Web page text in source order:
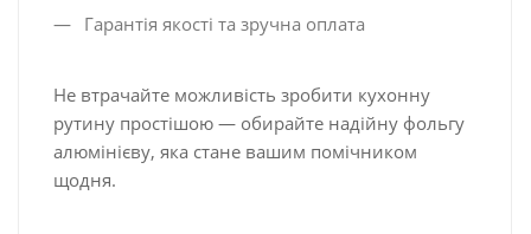
Гарантія якості та зручна оплата
Не втрачайте можливість зробити кухонну
рутину простішою — обирайте надійну фольгу
алюмінієву, яка стане вашим помічником
щодня.